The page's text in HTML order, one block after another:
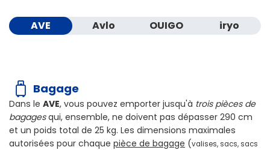
AVE Avlo OUIGO iryo
Bagage
Dans le AVE, vous pouvez emporter jusqu'à trois pièces de
bagagesqui, ensemble, ne doivent pas dépasser 290 cm
et un poids total de 25 kg. Les dimensions maximales
autorisées pour chaque pièce de bagage (valises, sacs, sacs